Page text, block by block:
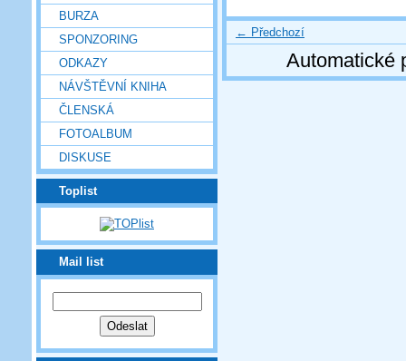
BURZA
SPONZORING
ODKAZY
NÁVŠTĚVNÍ KNIHA
ČLENSKÁ
FOTOALBUM
DISKUSE
Toplist
Mail list
← Předchozí
Automatické